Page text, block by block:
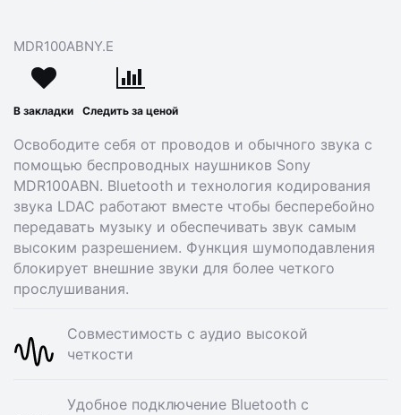
MDR100ABNY.E
В закладки Следить за ценой
Освободите себя от проводов и обычного звука с
помощью беспроводных наушников Sony
MDR100ABN. Bluetooth и технология кодирования
звука LDAC работают вместе чтобы бесперебойно
передавать музыку и обеспечивать звук самым
высоким разрешением. Функция шумоподавления
блокирует внешние звуки для более четкого
прослушивания.
Совместимость с аудио высокой
четкости
Удобное подключение Bluetooth с